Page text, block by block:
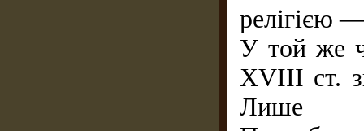
релігією
У той же
XVIII ст.
Лише